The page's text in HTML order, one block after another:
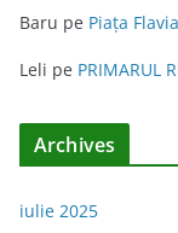
Baru pe Piața
Leli pe PRIMARUL
Archives
iulie 2025